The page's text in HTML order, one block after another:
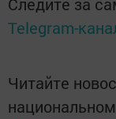
Следите за
Telegram-
Читайте